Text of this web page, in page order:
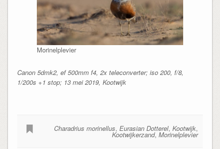
Morinelplevier
Canon 5dmk2, ef 500mm f4, 2x teleconverter; iso 200, f/8,
1/200s +1 stop; 13 mei 2019, Kootwijk
Charadrius morinellus,Eurasian Dotterel,Kootwijk,
Kootwijkerzand,Morinelplevier